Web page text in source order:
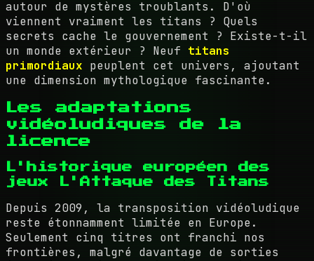
autour de mystères troublants. D'où
viennent vraiment les titans ? Quels
secrets cache le gouvernement ? Existe-t-il
un monde extérieur ? Neuf titans
primordiaux peuplent cet univers, ajoutant
une dimension mythologique fascinante.
Les adaptations
vidéoludiques de la
licence
L'historique européen des
jeux L'Attaque des Titans
Depuis 2009, la transposition vidéoludique
reste étonnamment limitée en Europe.
Seulement cinq titres ont franchi nos
frontières, malgré davantage de sorties